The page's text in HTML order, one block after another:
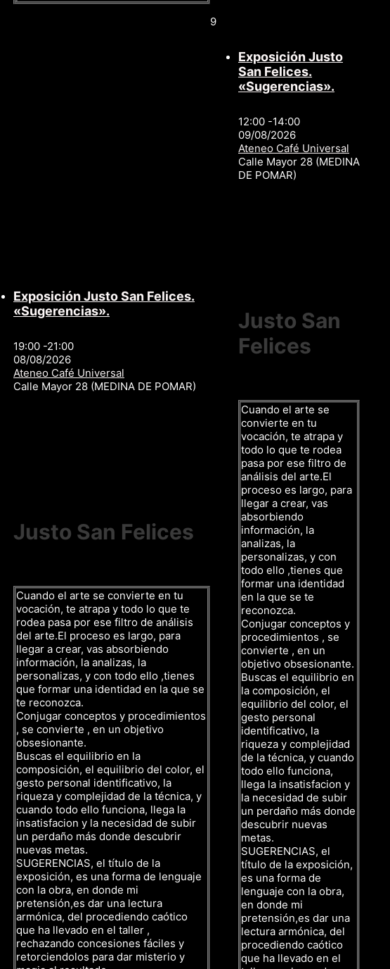
Exposición Justo San Felices.
«Sugerencias».
19:00 -21:00
08/08/2026
Ateneo Café Universal
Calle Mayor 28 (MEDINA DE POMAR)
Justo San Felices
Cuando el arte se convierte en tu
vocación, te atrapa y todo lo que te
rodea pasa por ese filtro de análisis
del arte.El proceso es largo, para
llegar a crear, vas absorbiendo
información, la analizas, la
personalizas, y con todo ello ,tienes
que formar una identidad en la que se
te reconozca.
Conjugar conceptos y procedimientos
, se convierte , en un objetivo
obsesionante.
Buscas el equilibrio en la
composición, el equilibrio del color, el
gesto personal identificativo, la
riqueza y complejidad de la técnica, y
cuando todo ello funciona, llega la
insatisfacion y la necesidad de subir
un perdaño más donde descubrir
nuevas metas.
SUGERENCIAS, el título de la
exposición, es una forma de lenguaje
con la obra, en donde mi
pretensión,es dar una lectura
armónica, del procediendo caótico
que ha llevado en el taller ,
rechazando concesiones fáciles y
retorciendolos para dar misterio y
9
Exposición Justo
San Felices.
«Sugerencias».
12:00 -14:00
09/08/2026
Ateneo Café Universal
Calle Mayor 28 (MEDINA
DE POMAR)
Justo San
Felices
Cuando el arte se
convierte en tu
vocación, te atrapa y
todo lo que te rodea
pasa por ese filtro de
análisis del arte.El
proceso es largo, para
llegar a crear, vas
absorbiendo
información, la
analizas, la
personalizas, y con
todo ello ,tienes que
formar una identidad
en la que se te
reconozca.
Conjugar conceptos y
procedimientos , se
convierte , en un
objetivo obsesionante.
Buscas el equilibrio en
la composición, el
equilibrio del color, el
gesto personal
identificativo, la
riqueza y complejidad
de la técnica, y cuando
todo ello funciona,
llega la insatisfacion y
la necesidad de subir
un perdaño más donde
descubrir nuevas
metas.
SUGERENCIAS, el
título de la exposición,
es una forma de
lenguaje con la obra,
en donde mi
pretensión,es dar una
lectura armónica, del
procediendo caótico
que ha llevado en el